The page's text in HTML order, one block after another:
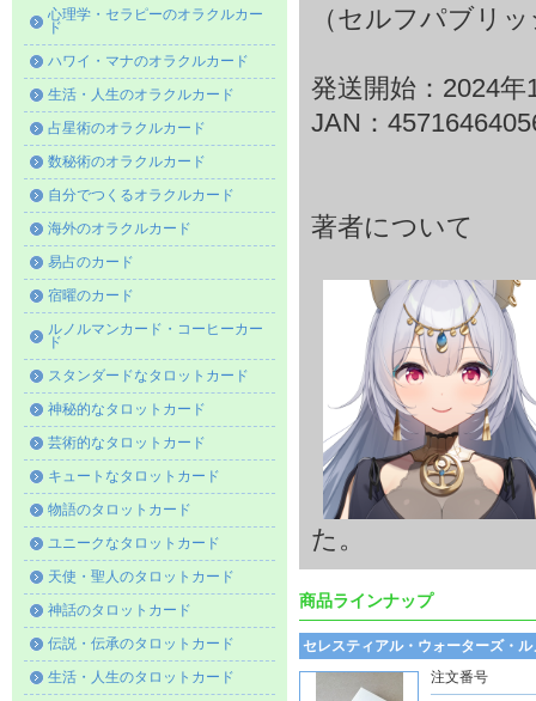
心理学・セラピーのオラクルカー
ド
ハワイ・マナのオラクルカード
生活・人生のオラクルカード
占星術のオラクルカード
数秘術のオラクルカード
自分でつくるオラクルカード
海外のオラクルカード
易占のカード
宿曜のカード
ルノルマンカード・コーヒーカー
ド
スタンダードなタロットカード
神秘的なタロットカード
芸術的なタロットカード
キュートなタロットカード
物語のタロットカード
ユニークなタロットカード
天使・聖人のタロットカード
神話のタロットカード
伝説・伝承のタロットカード
生活・人生のタロットカード
（セルフパブリ
発送開始：2024年
JAN：
著者について
た。
商品ラインナップ
セレスティアル・ウォーターズ・
注文番号